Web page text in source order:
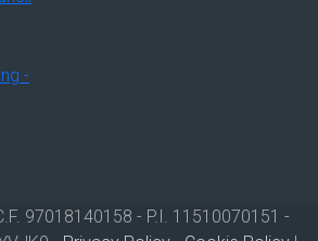
97018140158 - P.I. 11510070151 -